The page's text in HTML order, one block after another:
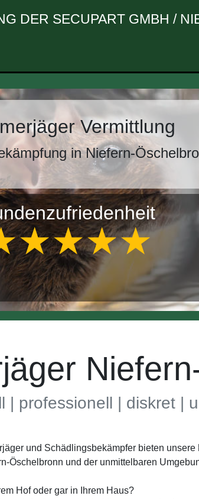
DER SECUPART GMBH /
Vermittlung
in Niefern-
| professionell | diskret |
und Schädlingsbekämpfer bieten
Öschelbronn und der unmittelbaren
Hof oder gar in Ihrem Haus?